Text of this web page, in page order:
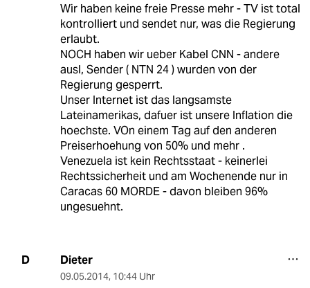
Wir haben keine freie Presse mehr - TV ist total
kontrolliert und sendet nur, was die Regierung
erlaubt.
NOCH haben wir ueber Kabel CNN - andere
ausl, Sender ( NTN 24 ) wurden von der
Regierung gesperrt.
Unser Internet ist das langsamste
Lateinamerikas, dafuer ist unsere Inflation die
hoechste. VOn einem Tag auf den anderen
Preiserhoehung von 50% und mehr .
Venezuela ist kein Rechtsstaat - keinerlei
Rechtssicherheit und am Wochenende nur in
Caracas 60 MORDE - davon bleiben 96%
ungesuehnt.
D Dieter
09.05.2014, 10:44 Uhr